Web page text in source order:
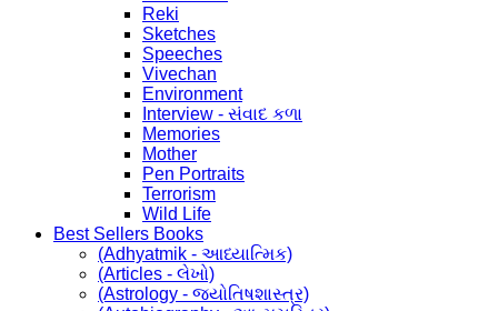
Reki
Sketches
Speeches
Vivechan
Environment
Interview - સંવાદ કળા
Memories
Mother
Pen Portraits
Terrorism
Wild Life
Best Sellers Books
(Adhyatmik - આધ્યાત્મિક)
(Articles - લેખો)
(Astrology - જ્યોતિષશાસ્ત્ર)